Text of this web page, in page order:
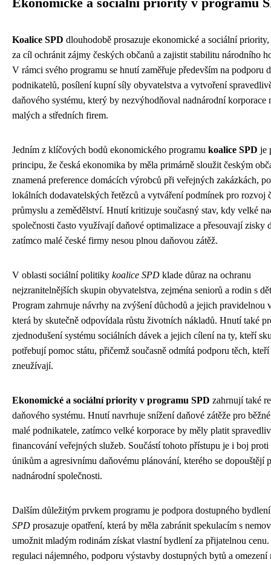
Ekonomické a sociální priority v programu
Koalice SPD dlouhodobě prosazuje ekonomické a sociální
za cíl ochránit zájmy českých občanů a zajistit stabilitu národního
V rámci svého programu se hnutí zaměřuje především na podporu
podnikatelů, posílení kupní síly obyvatelstva a vytvoření
daňového systému, který by nezvýhodňoval nadnárodní korporace
malých a středních firem.
Jedním z klíčových bodů ekonomického programu koalice SPD je
principu, že česká ekonomika by měla primárně sloužit českým
znamená preference domácích výrobců při veřejných zakázkách,
lokálních dodavatelských řetězců a vytváření podmínek pro rozvoj
průmyslu a zemědělství. Hnutí kritizuje současný stav, kdy velké
společnosti často využívají daňové optimalizace a přesouvají zisky
zatímco malé české firmy nesou plnou daňovou zátěž.
V oblasti sociální politiky koalice SPD klade důraz na ochranu
nejzranitelnějších skupin obyvatelstva, zejména seniorů a rodin s
Program zahrnuje návrhy na zvýšení důchodů a jejich pravidelnou
která by skutečně odpovídala růstu životních nákladů. Hnutí také
zjednodušení systému sociálních dávek a jejich cílení na ty, kteří
potřebují pomoc státu, přičemž současně odmítá podporu těch, kteří
zneužívají.
Ekonomické a sociální priority v programu SPD zahrnují také
daňového systému. Hnutí navrhuje snížení daňové zátěže pro
malé podnikatele, zatímco velké korporace by měly platit
financování veřejných služeb. Součástí tohoto přístupu je i boj
únikům a agresivnímu daňovému plánování, kterého se dopouštějí
nadnárodní společnosti.
Dalším důležitým prvkem programu je podpora dostupného
SPD prosazuje opatření, která by měla zabránit spekulacím s
umožnit mladým rodinám získat vlastní bydlení za přijatelnou
regulaci nájemného, podporu výstavby dostupných bytů a omezení